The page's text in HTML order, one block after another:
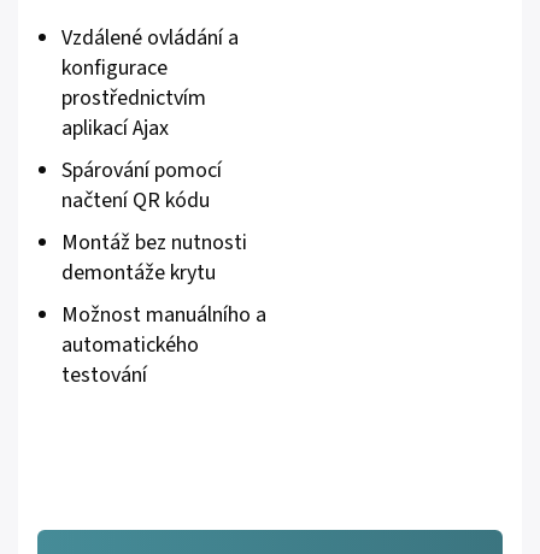
Vzdálené ovládání a
konfigurace
prostřednictvím
aplikací Ajax
Spárování pomocí
načtení QR kódu
Montáž bez nutnosti
demontáže krytu
Možnost manuálního a
automatického
testování